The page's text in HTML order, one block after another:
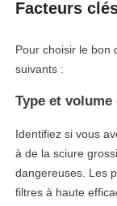
Facteurs
Pour choisir le bon
suivants :
Type et
Identifiez si vous
à de la sciure
dangereuses. Les
filtres à haute